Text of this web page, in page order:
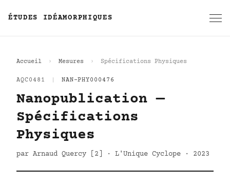
ÉTUDES IDÉAMORPHIQUES
Accueil Mesures Spécifications Physiques
AQC0481 NAN-PHY000476
Nanopublication —
Spécifications
Physiques
par Arnaud Quercy [2] · L'Unique Cyclope · 2023